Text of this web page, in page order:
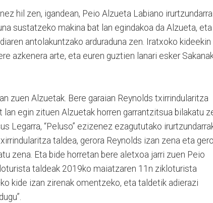
hil zen, igandean, Peio Alzueta Labiano
sustatzeko makina bat lan egindakoa da Alzueta, eta
antolakuntzako arduraduna zen. Iratxoko kideekin
azkenera arte, eta euren guztien lanari esker
zuen Alzuetak. Bere garaian Reynolds txirrindularitza
lan egin zituen Alzuetak horren garrantzitsua bilakatu
Legarra, “Peluso” ezizenez ezagututako
taldea, gerora Reynolds izan zena eta
zena. Eta bide horretan bere aletxoa jarri zuen Peio
taldeak 2019ko maiatzaren 11n zikloturista
kide izan zirenak omentzeko, eta taldetik adierazi